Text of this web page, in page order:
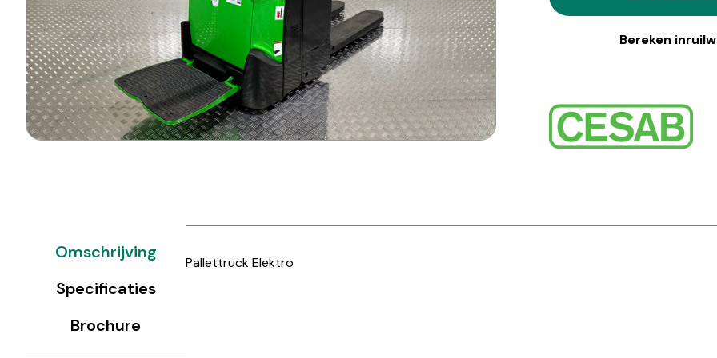
Bereken
Omschrijving
Specificaties
Brochure
Pallettruck Elektro